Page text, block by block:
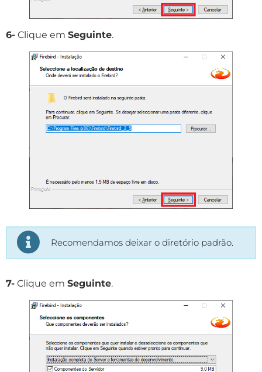
6- Clique em Seguinte.
Recomendamos deixar o diretório padrão.
7- Clique em Seguinte.